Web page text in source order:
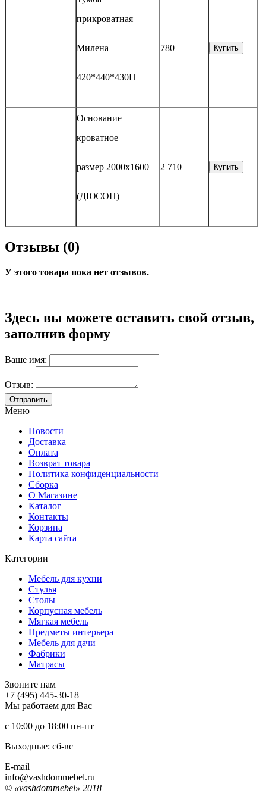
прикроватная
Милена
420*440*430Н
780 Купить
Основание
кроватное
размер 2000х1600
(ДЮСОН)
2 710 Купить
Отзывы (0)
У этого товара пока нет отзывов.
Здесь вы можете оставить свой отзыв,
заполнив форму
Ваше имя:
Отзыв:
Меню
Новости
Доставка
Оплата
Возврат товара
Политика конфиденциальности
Сборка
О Магазине
Каталог
Контакты
Корзина
Карта сайта
Категории
Мебель для кухни
Стулья
Столы
Корпусная мебель
Мягкая мебель
Предметы интерьера
Мебель для дачи
Фабрики
Матраcы
Звоните нам
+7 (495) 445-30-18
Мы работаем для Вас
с 10:00 до 18:00 пн-пт
Выходные: сб-вc
E-mail
info@vashdommebel.ru
© «vashdommebel» 2018